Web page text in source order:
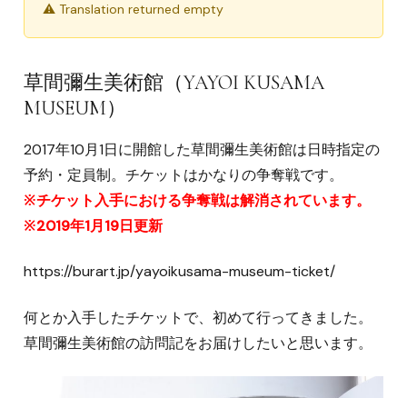
⚠ Translation returned empty
草間彌生美術館（YAYOI KUSAMA
MUSEUM）
2017年10月1日に開館した草間彌生美術館は日時指定の
予約・定員制。チケットはかなりの争奪戦です。
※チケット入手における争奪戦は解消されています。
※2019年1月19日更新
https://burart.jp/yayoikusama-museum-ticket/
何とか入手したチケットで、初めて行ってきました。
草間彌生美術館の訪問記をお届けしたいと思います。